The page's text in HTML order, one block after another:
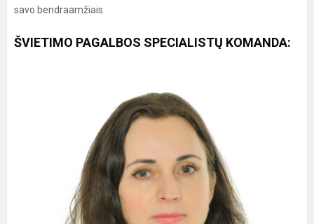
savo bendraamžiais.
ŠVIETIMO PAGALBOS SPECIALISTŲ KOMANDA: